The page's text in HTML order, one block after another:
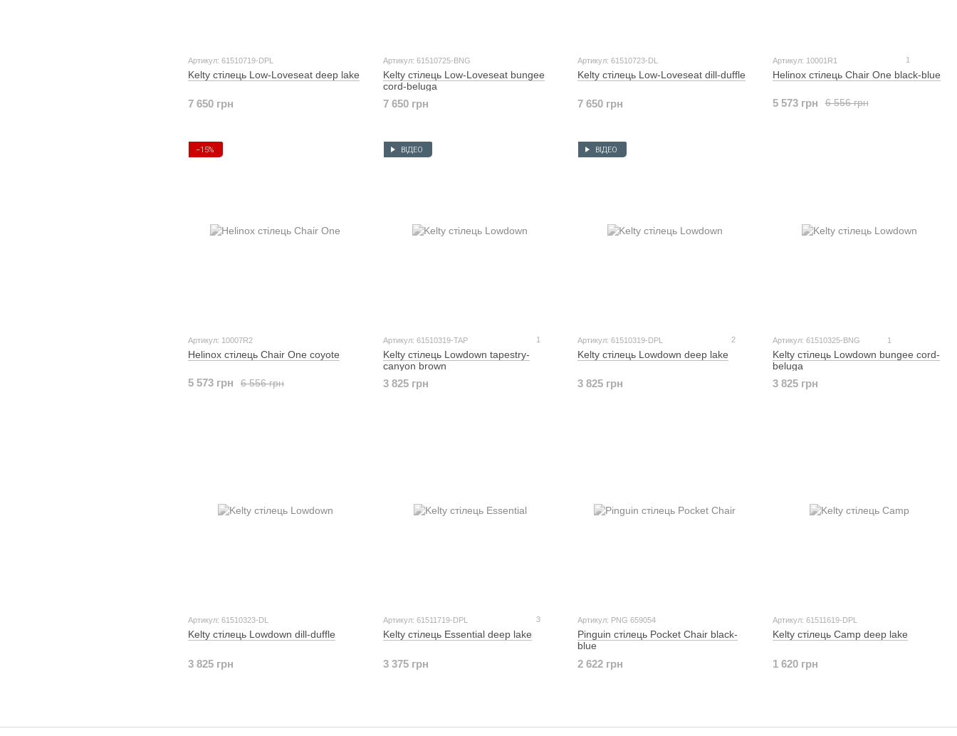
Артикул: 61510719-DPL
Kelty стілець Low-Loveseat deep lake
7 650 грн
Артикул: 61510725-BNG
Kelty стілець Low-Loveseat bungee
cord-beluga
7 650 грн
Артикул: 61510723-DL
Kelty стілець Low-Loveseat dill-duffle
7 650 грн
Артикул: 10001R1 1
Helinox стілець Chair One black-blue
6 556 грн
5 573 грн
−15%
Артикул: 10007R2
Helinox стілець Chair One coyote
6 556 грн
5 573 грн
ВІДЕО
Артикул: 61510319-TAP 1
Kelty стілець Lowdown tapestry-
canyon brown
3 825 грн
ВІДЕО
Артикул: 61510319-DPL 2
Kelty стілець Lowdown deep lake
3 825 грн
Артикул: 61510325-BNG 1
Kelty стілець Lowdown bungee cord-
beluga
3 825 грн
Артикул: 61510323-DL
Kelty стілець Lowdown dill-duffle
3 825 грн
Артикул: 61511719-DPL 3
Kelty стілець Essential deep lake
3 375 грн
Артикул: PNG 659054
Pinguin стілець Pocket Chair black-
blue
2 622 грн
Артикул: 61511619-DPL
Kelty стілець Camp deep lake
1 620 грн